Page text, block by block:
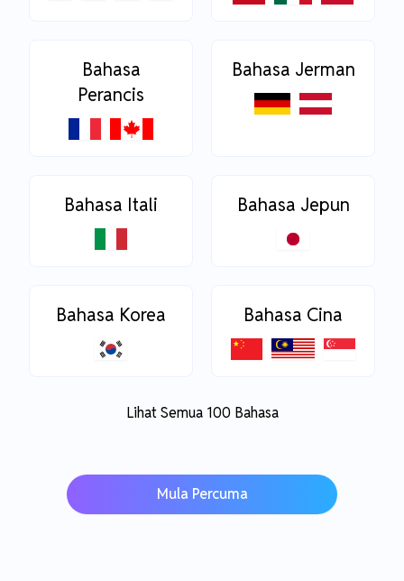
Bahasa
Perancis
Bahasa Jerman
Bahasa Itali Bahasa Jepun
Bahasa Korea Bahasa Cina
Lihat Semua 100 Bahasa
Mula Percuma